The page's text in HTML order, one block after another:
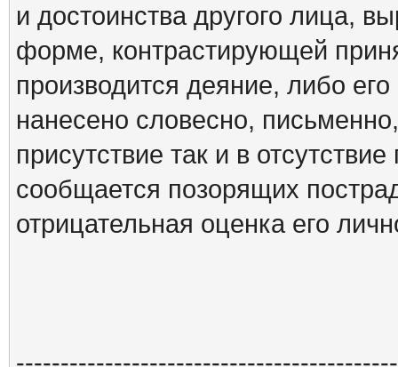
и достоинства другого лица,
форме, контрастирующей
производится деяние, либо
нанесено словесно,
присутствие так и в
сообщается позорящих
отрицательная оценка его